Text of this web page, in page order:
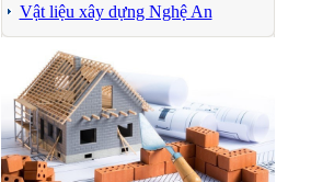
Vật liệu xây dựng Nghệ An